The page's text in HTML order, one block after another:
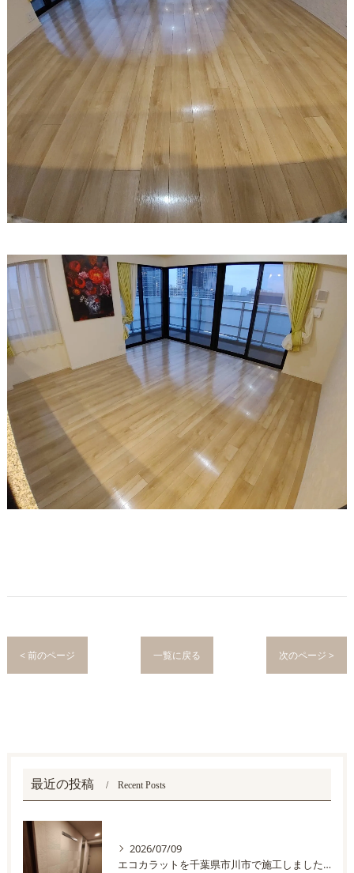
< 前のページ 一覧に戻る 次のページ >
最近の投稿 Recent Posts
2026/07/09
エコカラットを千葉県市川市で施工しました。